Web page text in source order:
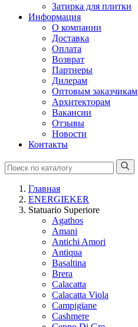
Затирка для плитки
Информация
О компании
Доставка
Оплата
Возврат
Партнеры
Дилерам
Оптовым заказчикам
Архитекторам
Вакансии
Отзывы
Новости
Контакты
Главная
ENERGIEKER
Statuario Superiore
Agathos
Amani
Antichi Amori
Antiqua
Basaltina
Brera
Calacatta
Calacatta Viola
Campigiane
Cashmere